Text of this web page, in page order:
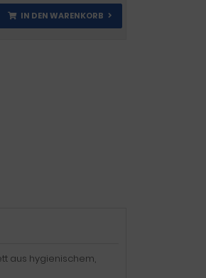
IN DEN WARENKORB
aus hygienischem,